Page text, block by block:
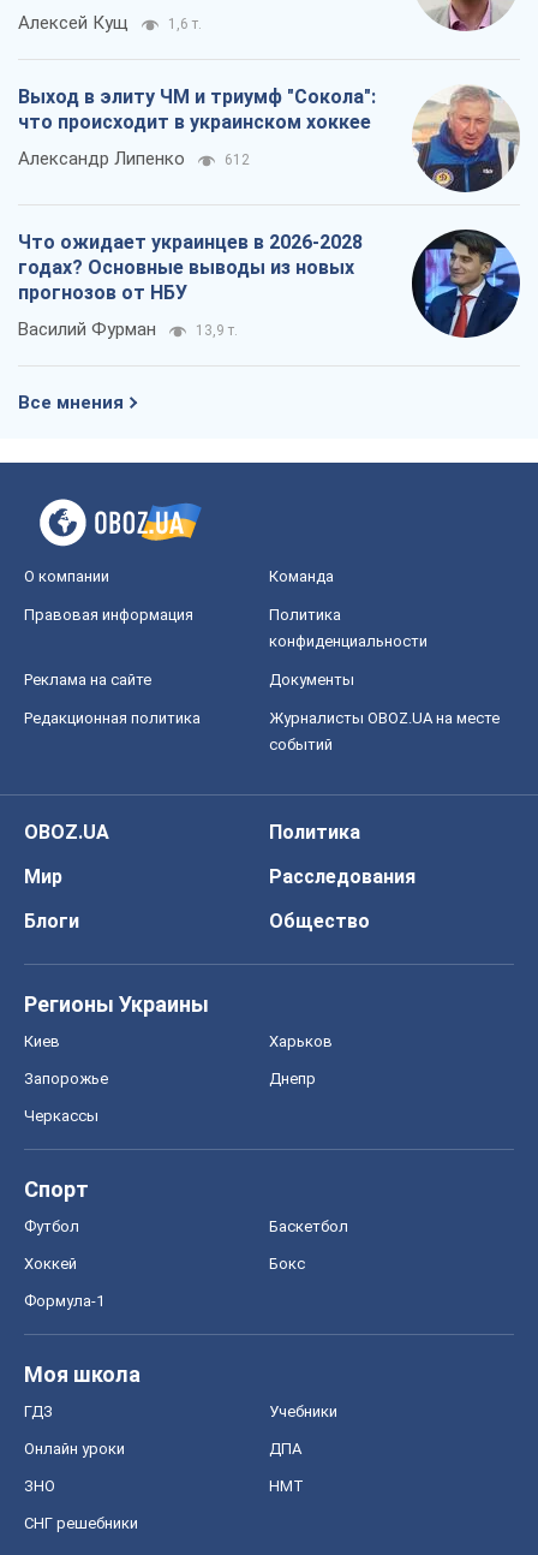
Алексей Кущ 1,6 т.
Выход в элиту ЧМ и триумф "Сокола":
что происходит в украинском хоккее
Александр Липенко 612
Что ожидает украинцев в 2026-2028
годах? Основные выводы из новых
прогнозов от НБУ
Василий Фурман 13,9 т.
Все мнения
О компании Команда
Правовая информация
Политика
конфиденциальности
Реклама на сайте Документы
Редакционная политика
Журналисты OBOZ.UA на месте
событий
OBOZ.UA
Политика
Мир
Расследования
Блоги
Общество
Регионы Украины
Киев Харьков
Запорожье Днепр
Черкассы
Спорт
Футбол Баскетбол
Хоккей Бокс
Формула-1
Моя школа
ГДЗ Учебники
Онлайн уроки ДПА
ЗНО НМТ
СНГ решебники